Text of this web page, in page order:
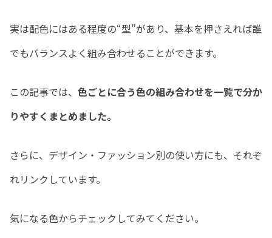
実は配色にはある程度の“型”があり、基本を押さえれば誰
でもバランスよく組み合わせることができます。
この記事では、 色ごとに合う色の組み合わせを一覧で分か
りやすくまとめました。
さらに、デザイン・ファッション別の使い方にも、それぞ
れリンクしています。
気になる色からチェックしてみてください。